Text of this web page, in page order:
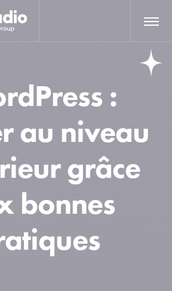
:
au niveau
grâce
bonnes